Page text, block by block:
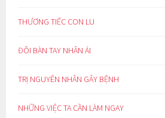
THƯƠNG TIẾC CON LU
ĐÔI BÀN TAY NHÂN ÁI
TRỊ NGUYÊN NHÂN GÂY BỆNH
NHỮNG VIỆC TA CẦN LÀM NGAY